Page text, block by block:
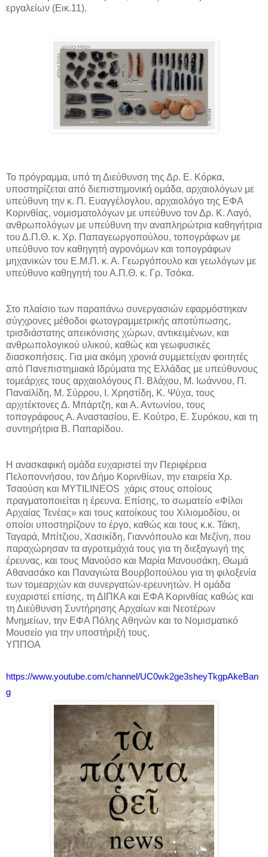
εργαλείων (Εικ.11).
Το πρόγραμμα, υπό τη Διεύθυνση της Δρ. Ε. Κόρκα,
υποστηρίζεται από διεπιστημονική ομάδα, αρχαιολόγων με
υπεύθυνη την κ. Π. Ευαγγέλογλου, αρχαιολόγο της ΕΦΑ
Κορινθίας, νομισματολόγων με υπεύθυνο τον Δρ. Κ. Λαγό,
ανθρωπολόγων με υπεύθυνη την αναπληρώτρια καθηγήτρια
του Δ.Π.Θ. κ. Χρ. Παπαγεωργοπούλου, τοπογράφων με
υπεύθυνο τον καθηγητή αγρονόμων και τοπογράφων
μηχανικών του Ε.Μ.Π. κ. Α. Γεωργόπουλο και γεωλόγων με
υπεύθυνο καθηγητή του Α.Π.Θ. κ. Γρ. Τσόκα.
Στο πλαίσιο των παραπάνω συνεργασιών εφαρμόστηκαν
σύγχρονες μέθοδοι φωτογραμμετρικής αποτύπωσης,
τρισδιάστατης απεικόνισης χώρων, αντικειμένων, και
ανθρωπολογικού υλικού, καθώς και γεωφυσικές
διασκοπήσεις. Για μια ακόμη χρονιά συμμετείχαν φοιτητές
από Πανεπιστημιακά Ιδρύματα της Ελλάδας με υπεύθυνους
τομεάρχες τους αρχαιολόγους Π. Βλάχου, Μ. Ιωάννου, Π.
Παναϊλίδη, Μ. Σύρρου, Ι. Χρηστίδη, Κ. Ψύχα, τους
αρχιτέκτονες Δ. Μπάρτζη, και Α. Αντωνίου, τους
τοπογράφους Α. Αναστασίου, Ε. Κούτρο, Ε. Συρόκου, και τη
συντηρήτρια Β. Παπαρίδου.
Η ανασκαφική ομάδα ευχαριστεί την Περιφέρεια
Πελοποννήσου, τον Δήμο Κορινθίων, την εταιρεία Χρ.
Τσαούση και MYTILINEOS χάρις στους οποίους
πραγματοποιείται η έρευνα. Επίσης, το σωματείο «Φίλοι
Αρχαίας Τενέας» και τους κατοίκους του Χιλιομοδίου, οι
οποίοι υποστηρίζουν το έργο, καθώς και τους κ.κ. Τάκη,
Ταγαρά, Μπίτζιου, Χασικίδη, Γιαννόπουλο και Μεζίνη, που
παραχώρησαν τα αγροτεμάχιά τους για τη διεξαγωγή της
έρευνας, και τους Μανούσο και Μαρία Μανουσάκη, Θωμά
Αθανασάκο και Παναγιώτα Βουρβοπούλου για τη φιλοξενία
των τομεαρχών και συνεργατών-ερευνητών. Η ομάδα
ευχαριστεί επίσης, τη ΔΙΠΚΑ και ΕΦΑ Κορινθίας καθώς και
τη Διεύθυνση Συντήρησης Αρχαίων και Νεοτέρων
Μνημείων, την ΕΦΑ Πόλης Αθηνών και το Νομισματικό
Μουσείο για την υποστήριξή τους.​
ΥΠΠΟΑ
https://www.youtube.com/channel/UC0wk2ge3sheyTkgpAkeBan
g